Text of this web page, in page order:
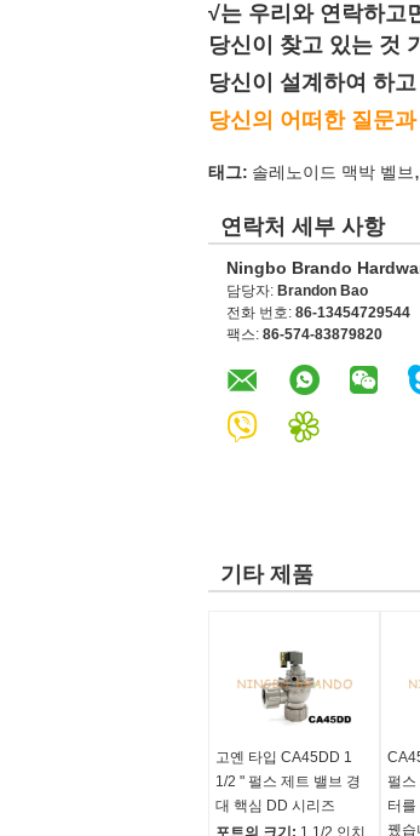
√는 우리와 연락하고
당신이 찾고 있는 것
당신이 설계하여 하
당신의 어떠한 질문
태그: 솔레노이드 맥박 벨브,
연락처 세부 사항
Ningbo Brando
담당자: Brandon Bao
전화 번호: 86-13454729544
팩스: 86-574-83879820
기타 제품
고옌 타입 CA45DD 1
1/2 " 펄스 제트 밸브 경
대 핵심 DD 시리즈
포트의 크기: 1 1/2 인치
펄스
터를
뀄습